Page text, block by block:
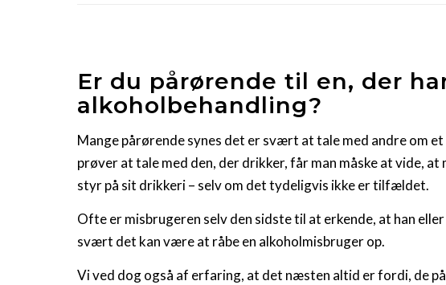
Er du pårørende til en, der
alkoholbehandling?
Mange pårørende synes det er svært at tale med andre om
prøver at tale med den, der drikker, får man måske at vide,
styr på sit drikkeri – selv om det tydeligvis ikke er tilfældet.
Ofte er misbrugeren selv den sidste til at erkende, at han
svært det kan være at råbe en alkoholmisbruger op.
Vi ved dog også af erfaring, at det næsten altid er fordi, de